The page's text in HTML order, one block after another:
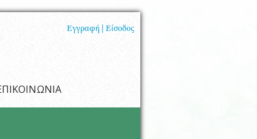
Εγγραφή |
Είσοδος